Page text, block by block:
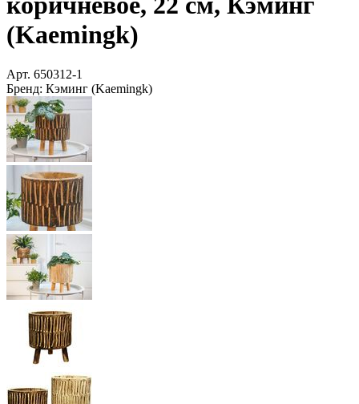
(Kaemingk)
Арт. 650312-1
Бренд: Кэминг (Kaemingk)